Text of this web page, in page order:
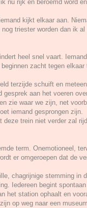
nu rijk en beroemd word
kijkt elkaar aan.
triester worden dan ik al
heel snel vaart.
zacht tegen
terzijde schuift en
gesprek aan het voeren
zie waar we zijn, net
iemand gesprongen zijn.
trein niet verder zal
term. Onemotioneel,
er omgeroepen dat de
chagrijnige stemming in
Iedereen begint
het station ophaalt en
op weg naar een